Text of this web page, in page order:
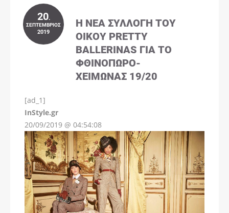
20.
ΣΕΠΤΈΜΒΡΙΟΣ
2019
Η ΝΈΑ ΣΥΛΛΟΓΉ ΤΟΥ
ΟΊΚΟΥ PRETTY
BALLERINAS ΓΙΑ ΤΟ
ΦΘΙΝΌΠΩΡΟ-
ΧΕΙΜΏΝΑΣ 19/20
[ad_1]
InStyle.gr
20/09/2019 @ 04:54:08